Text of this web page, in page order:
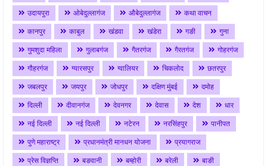
उदायपुरा
ओबेदुल्लागंज औबेदुल्लागंज
कथा वाचन
कानपुर
काबुल खंडवा खंडेरा गङी
गुना
गुमशुदा महिला
गुलाबगंज गैतरगंज गैरतगंज
गोहरगंज
गौहरगंज
ग्यारसपुर ग्वालियर चिकलोद
छतरपुर
जबलपुर
जयपुर जोधपुर दक्षिण मुंबई
दमोह
दिल्ली
दीवानगंज देवनगर देवास देश
धार
नई दिल्ली
नई दिल्ली नटेरन नरसिंहपुर
पानीपत
पुणे महाराष्ट्र
प्रधानमंत्री मानधन योजना
प्रयागराज
प्रेस विज्ञप्ति
बङवानी बम्होरी बरेली
बाङी